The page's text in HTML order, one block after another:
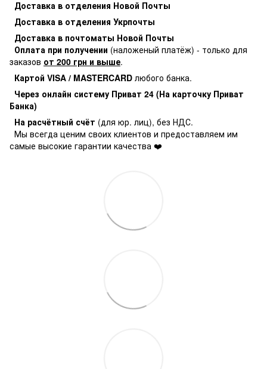
Доставка в отделения Новой Почты
Доставка в отделения Укрпочты
Доставка в почтоматы Новой Почты
Оплата при получении (наложеный платёж) - только для
заказов от 200 грн и выше.
Картой VISA / MASTERCARD любого банка.
Через онлайн систему Приват 24 (На карточку Приват
Банка)
На расчётный счёт (для юр. лиц), без НДС.
Мы всегда ценим своих клиентов и предоставляем им
самые высокие гарантии качества ❤️